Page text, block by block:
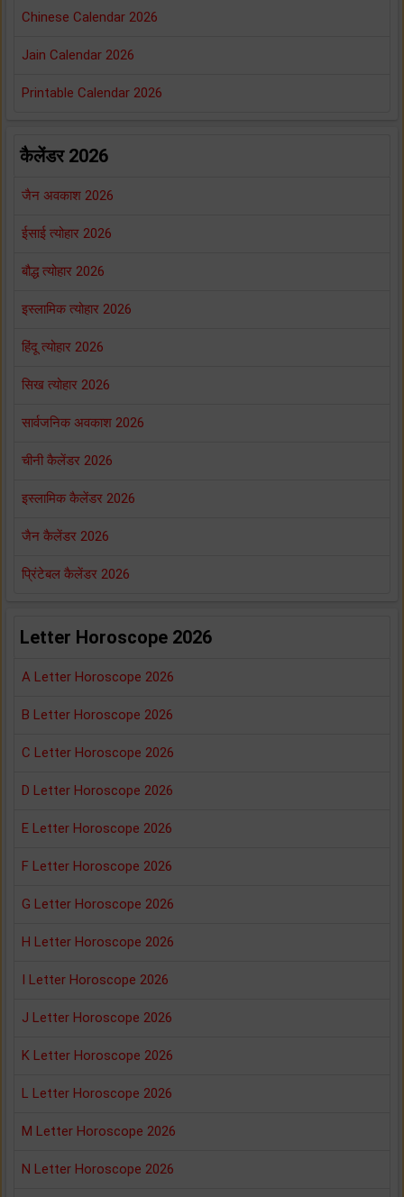
Chinese Calendar 2026
Jain Calendar 2026
Printable Calendar 2026
कैलेंडर 2026
जैन अवकाश 2026
ईसाई त्योहार 2026
बौद्ध त्योहार 2026
इस्लामिक त्योहार 2026
हिंदू त्योहार 2026
सिख त्योहार 2026
सार्वजनिक अवकाश 2026
चीनी कैलेंडर 2026
इस्लामिक कैलेंडर 2026
जैन कैलेंडर 2026
प्रिंटेबल कैलेंडर 2026
Letter Horoscope 2026
A Letter Horoscope 2026
B Letter Horoscope 2026
C Letter Horoscope 2026
D Letter Horoscope 2026
E Letter Horoscope 2026
F Letter Horoscope 2026
G Letter Horoscope 2026
H Letter Horoscope 2026
I Letter Horoscope 2026
J Letter Horoscope 2026
K Letter Horoscope 2026
L Letter Horoscope 2026
M Letter Horoscope 2026
N Letter Horoscope 2026